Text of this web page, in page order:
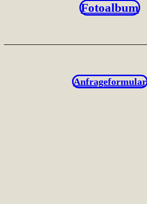
Fotoalbum
Anfrageformular